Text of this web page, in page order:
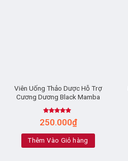
Viên Uống Thảo Dược Hỗ Trợ
Cương Dương Black Mamba
Rated4.67
out of 5
250.000₫
Thêm Vào Giỏ hàng